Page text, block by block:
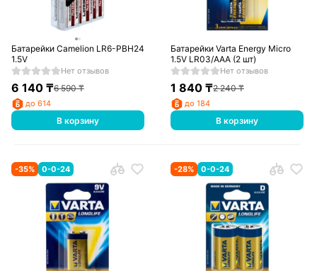
Батарейки Camelion LR6-PBH24
1.5V
Нет отзывов
6 140₸6 590₸
до 614
В корзину
Батарейки Varta Energy Micro
1.5V LR03/AAA (2 шт)
Нет отзывов
1 840 ₸2 240₸
до 184
В корзину
-35% 0-0-24 -28% 0-0-24